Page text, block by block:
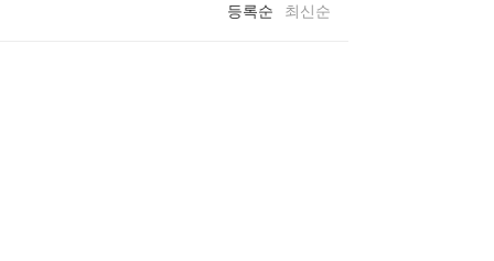
등록순 최신순